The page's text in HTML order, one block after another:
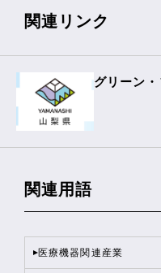
関連リンク
グリーン
関連用語
医療機器関連産業